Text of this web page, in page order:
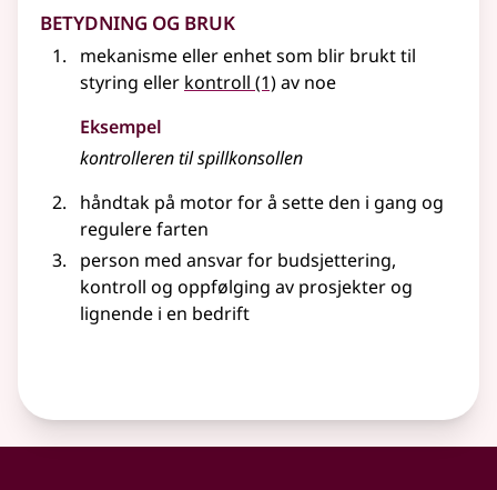
Betydning og bruk
mekanisme eller enhet som blir brukt til
styring eller kontroll (1)av noe
Eksempel
kontrolleren til spillkonsollen
håndtak på motor for å sette den i gang og
regulere farten
person med ansvar for budsjettering,
kontroll og oppfølging av prosjekterog
lignende i en bedrift